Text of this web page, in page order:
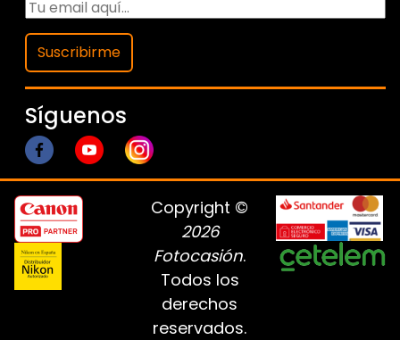
Suscribirme
Síguenos
Copyright ©
2026
Fotocasión.
Todos los
derechos
reservados.